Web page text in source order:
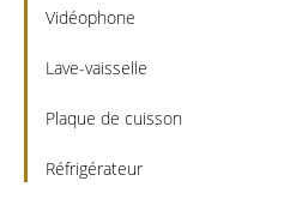
Vidéophone
Lave-vaisselle
Plaque de cuisson
Réfrigérateur